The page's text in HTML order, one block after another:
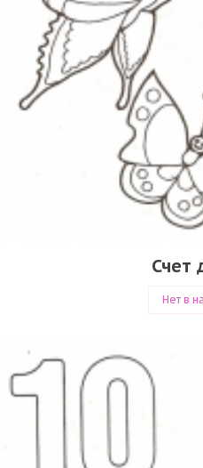
Счет
Нет в